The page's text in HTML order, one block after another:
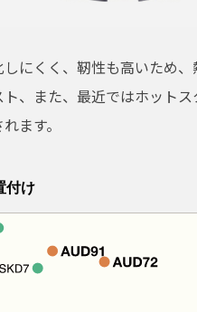
にくく、靭性も高いため
、また、最近ではホット
ます。
付け